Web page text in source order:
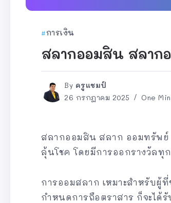
การเงิน
สลากออมสิน สลาก
By ครูแชมป์
26 กรกฎาคม 2025
One
สลากออมสิน สลาก ออมทรัพย์
ลุ้นโชค โดยมีการออกรางวัลทุ
การออมสลาก เหมาะสำหรับผู้
กำหนดการถือตราสาร ก็จะได้